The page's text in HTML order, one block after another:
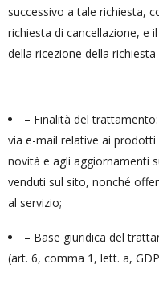
successivo a tale richiesta,
richiesta di cancellazione, e
della ricezione della
– Finalità del
via e-mail relative ai
novità e agli aggiornamenti
venduti sul sito, nonché
al servizio;
– Base giuridica del
(art. 6, comma 1, lett. a,